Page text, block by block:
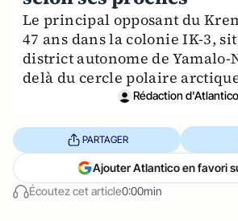
Le principal opposant du
47 ans dans la colonie IK-3,
district autonome de Yamalo-
delà du cercle polaire
Rédaction d'Atlantico
Écoutez cet article0:00min
PARTAGER
Ajouter Atlantico en favori